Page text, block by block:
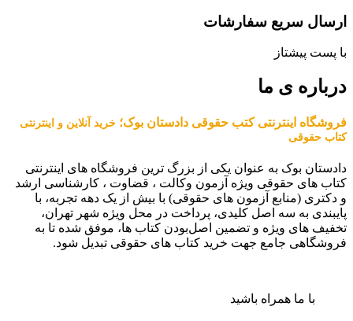
ارسال سریع سفارشات
با پست پیشتاز
درباره ی ما
فروشگاه اینترنتی کتب حقوقی دادستان بوک؛ خرید آنلاین و اینترنتی
کتاب حقوقی
دادستان بوک به عنوان یکی از بزرگ ترین فروشگاه های اینترنتی
کتاب های حقوقی ویژه آزمون وکالت ، قضاوت ، کارشناسی ارشد
و دکتری (منابع آزمون های حقوقی) با بیش از یک دهه تجربه، با
پایبندی به سه اصل کلیدی، پرداخت در محل ویژه شهر تهران،
تخفیف های ویژه و تضمین اصل‌بودن کتاب ها، موفق شده تا به
فروشگاهی جامع جهت خرید کتاب های حقوقی تبدیل شود.
با ما همراه باشید